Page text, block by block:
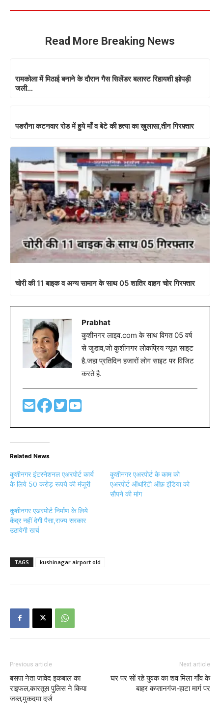
Read More Breaking News
रामकोला में मिठाई बनाने के दौरान गैस सिलेंडर बलास्ट रिहायशी झोपड़ी
जली…
पडरौना कटनवार रोड में हुये माँ व बेटे की हत्या का ख़ुलासा,तीन गिरफ़्तार
चोरी की 11 बाइक व अन्य सामान के साथ 05 शातिर वाहन चोर गिरफ्तार
Prabhat
कुशीनगर लाइव.com के साथ विगत 05 वर्ष
से जुडाव,जो कुशीनगर लोकप्रिय न्यूज़ साइट
है.जहा प्रतिदिन हजारों लोग साइट पर विजिट
करते है.
Related News
कुशीनगर इंटरनेशनल एअरपोर्ट कार्य
के लिये 50 करोड़ रूपये की मंजूरी
कुशीनगर एअरपोर्ट के काम को
एअरपोर्ट ऑथरिटी ऑफ़ इंडिया को
सौपने की मांग
कुशीनगर एअरपोर्ट निर्माण के लिये
केंद्र नहीं देगी पैसा,राज्य सरकार
उठायेगी खर्च
TAGS kushinagar airport old
Previous article
बसपा नेता जावेद इकबाल का
राइफल,कारतूस पुलिस ने किया
जब्त,मुकदमा दर्ज
Next article
घर पर सों रहे युवक का शव मिला गाँव के
बाहर कप्तानगंज-हाटा मार्ग पर